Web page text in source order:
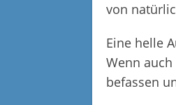
von
Eine helle
Wenn
befassen